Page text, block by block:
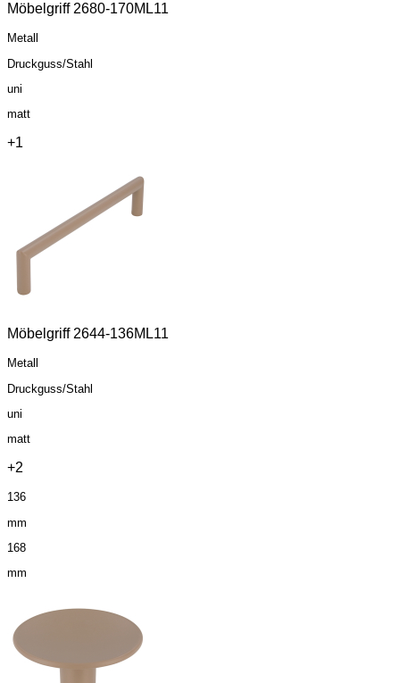
Möbelgriff 2680-170ML11
Metall
Druckguss/Stahl
uni
matt
+1
Möbelgriff 2644-136ML11
Metall
Druckguss/Stahl
uni
matt
+2
136
mm
168
mm